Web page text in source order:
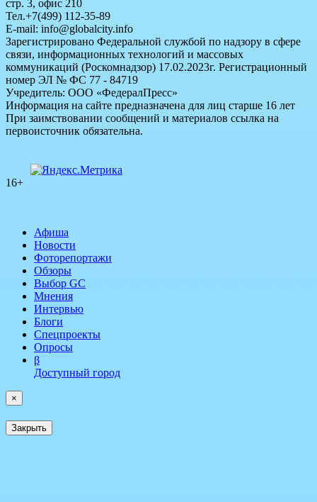
стр. 3, офис 210
Тел.+7(499) 112-35-89
E-mail: info@globalcity.info
Зарегистрировано Федеральной службой по надзору в сфере
связи, информационных технологий и массовых
коммуникаций (Роскомнадзор) 17.02.2023г. Регистрационный
номер ЭЛ № ФС 77 - 84719
Учредитель: ООО «ФедералПресс»
Информация на сайте предназначена для лиц старше 16 лет
При заимствовании сообщений и материалов ссылка на
первоисточник обязательна.
16+
Афиша
Новости
Фоторепортажи
Обзоры
Выбор GC
Мнения
Интервью
Блоги
Спецпроекты
Опросы
β
Доступный город
×
Закрыть